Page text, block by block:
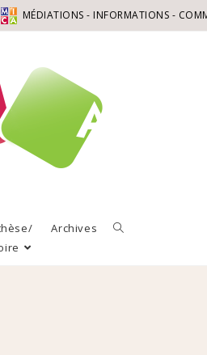
MÉDIATIONS - INFORMATIONS -
Archives